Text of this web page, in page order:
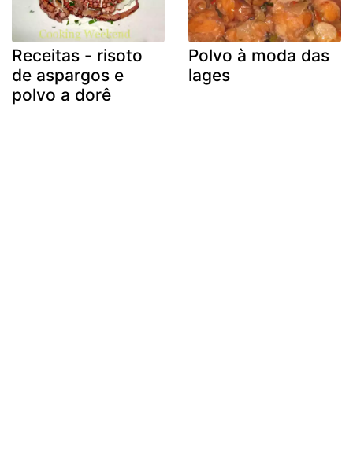
Receitas - risoto
de aspargos e
polvo a dorê
Polvo à moda das
lages